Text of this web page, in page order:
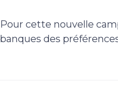
Pour cette nouvelle
banques des